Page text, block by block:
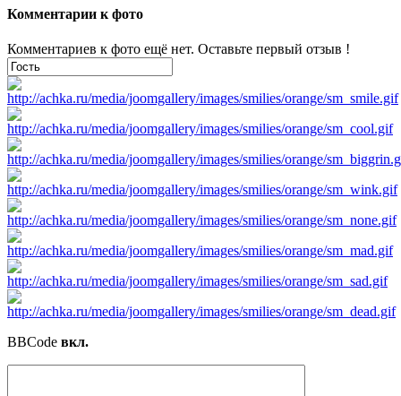
Комментарии к фото
Комментариев к фото ещё нет. Оставьте первый отзыв !
BBCode вкл.